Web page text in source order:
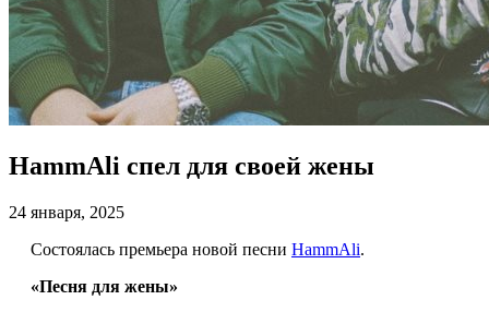
HammAli спел для своей жены
24 января, 2025
Состоялась премьера новой песни HammAli.
«Песня для жены»